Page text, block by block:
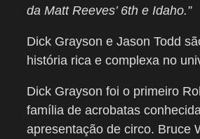
da Matt Reeves’ 6th e Idaho.”
Dick Grayson e Jason Todd
história rica e complexa no
Dick Grayson foi o primeiro
família de acrobatas
apresentação de circo. Bruce